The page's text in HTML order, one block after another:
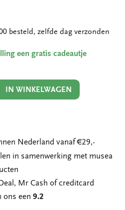
besteld, zelfde dag verzonden
een gratis cadeautje
IN WINKELWAGEN
Nederland vanaf €29,-
in samenwerking met musea
Mr Cash of creditcard
ons een9.2